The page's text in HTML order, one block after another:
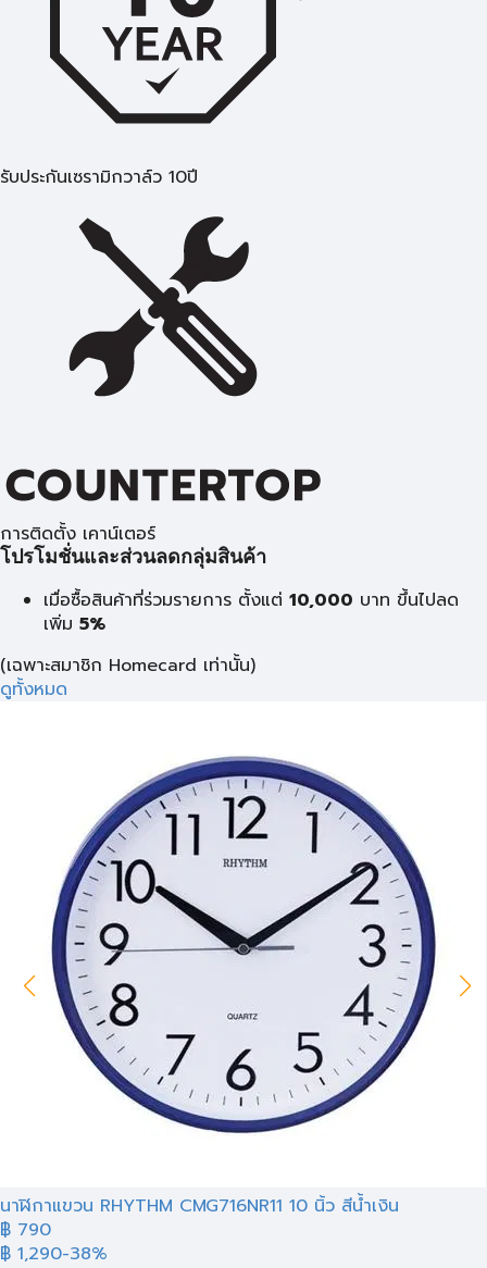
รับประกันเซรามิกวาล์ว 10ปี
การติดตั้ง เคาน์เตอร์
โปรโมชั่นและส่วนลดกลุ่มสินค้า
เมื่อซื้อสินค้าที่ร่วมรายการ ตั้งแต่ 10,000 บาท ขึ้นไปลด
เพิ่ม 5%
(เฉพาะสมาชิก Homecard เท่านั้น)
ดูทั้งหมด
นาฬิกาแขวน RHYTHM CMG716NR11 10 นิ้ว สีน้ำเงิน
฿ 790
฿ 1,290-38%